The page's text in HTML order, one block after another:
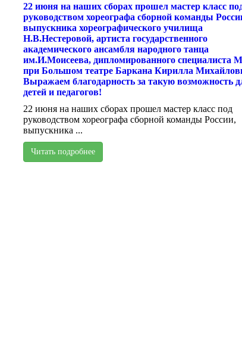
22 июня на наших сборах прошел мастер класс
руководством хореографа сборной команды
выпускника хореографического училища
Н.В.Нестеровой, артиста государственного
академического ансамбля народного танца
им.И.Моисеева, дипломированного специалиста
при Большом театре Баркана Кирилла
Выражаем благодарность за такую возможность
детей и педагогов!
22 июня на наших сборах прошел мастер класс под
руководством хореографа сборной команды России,
выпускника ...
Читать подробнее